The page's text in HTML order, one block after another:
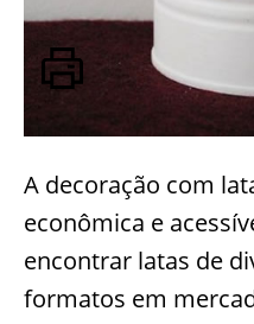
A decoração com
econômica e
encontrar latas de
formatos em